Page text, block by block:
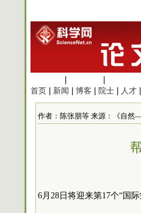
首页
新闻 博客 院士 人才
作者：陈张朋等 来源：《自然
6月28日将迎来第17个“国